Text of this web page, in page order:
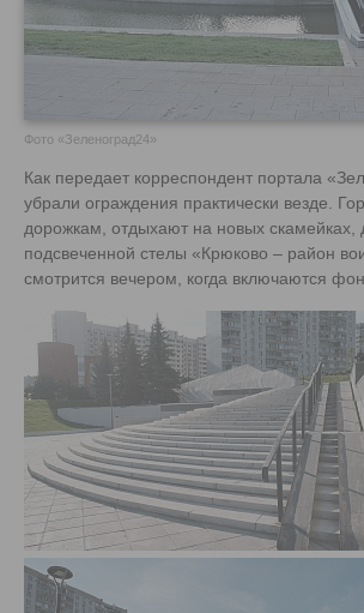
Фото «Зеленоград24»
Как передает корреспондент портала
убрали ограждения практически везде.
дорожкам, отдыхают на новых
подсвеченной стелы «Крюково – район
смотрится вечером, когда включаются